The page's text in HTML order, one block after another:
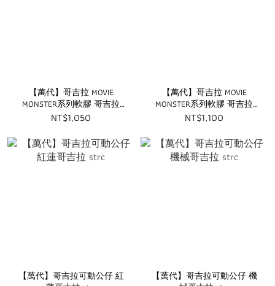
【萬代】哥吉拉 MOVIE
MONSTER系列軟膠 哥吉拉
(1971) strc
NT$1,050
【萬代】哥吉拉 MOVIE
MONSTER系列軟膠 哥吉拉
(1955) strc
NT$1,100
【萬代】哥吉拉可動公仔 紅
【萬代】哥吉拉可動公仔 機